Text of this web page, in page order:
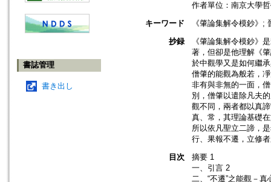
書誌管理
書き出し
作者單位：南京大學
キーワード
《肇論集解令模鈔》;
抄録
《肇論集解令模鈔》
著，但卻是他理解《
於中觀學又是如何繼
僧肇的能觀為般若，
非有與非無的一面，
別，僧肇以遣除凡夫
觀不同，兩者都以真
真、常，其理論基礎
所以依凡聖立二諦，
行、果報不遷，立修
目次
摘要 1
一、引言 2
二、“不遷”之能觀－真